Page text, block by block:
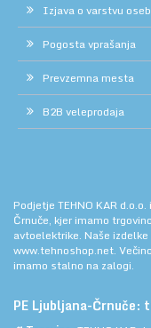
Izjava o varstvu
Pogosta vprašanja
Prevzemna mesta
B2B veleprodaja
Podjetje TEHNO KAR
Črnuče, kjer imamo
avtoelektrike. Naše
www.tehnoshop.net.
imamo stalno na zalogi.
PE Ljubljana-Črnuče: